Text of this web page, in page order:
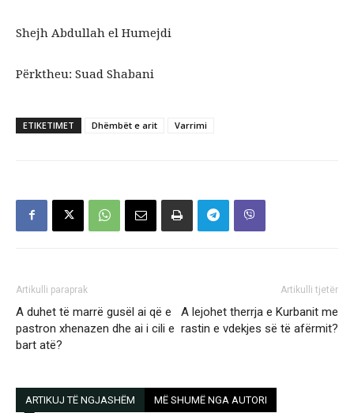
Shejh Abdullah el Humejdi
Përktheu: Suad Shabani
ETIKETIMET Dhëmbët e arit Varrimi
Artikulli paraprak
A duhet të marrë gusël ai që e
pastron xhenazen dhe ai i cili e
bart atë?
Artikulli tjetër
A lejohet therrja e Kurbanit me
rastin e vdekjes së të afërmit?
ARTIKUJ TË NGJASHËM MË SHUMË NGA AUTORI